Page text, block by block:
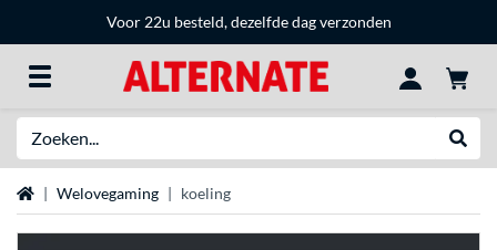
Voor 22u besteld, dezelfde dag verzonden
HomeWelovegaming koeling